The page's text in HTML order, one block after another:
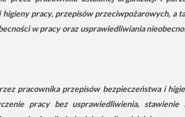
pracy, przepisów przeciwpożarowych, a
w pracy oraz usprawiedliwiania
pracownika przepisów bezpieczeństwa i
pracy bez usprawiedliwienia,